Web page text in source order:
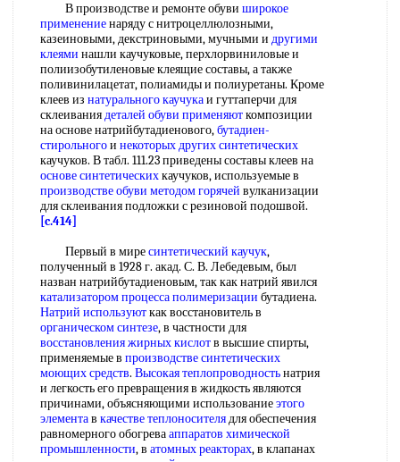
В производстве и ремонте обуви широкое
применениенаряду с нитроцеллюлозными,
казеиновыми, декстриновыми, мучными и другими
клеями нашли каучуковые, перхлорвиниловые и
полиизобутиленовые клеящие составы, а также
поливинилацетат, полиамиды и полиуретаны. Кроме
клеев из натурального каучукаи гуттаперчи для
склеиваниядеталей обуви применяюткомпозиции
на основе натрийбутадиенового,бутадиен-
стирольногои некоторых других синтетических
каучуков. В табл. 111.23 приведены составы клеев на
основе синтетическихкаучуков, используемые в
производстве обуви методом горячей вулканизации
для склеивания подложки с резиновой подошвой.
[c.414]
Первый в миресинтетический каучук,
полученный в 1928 г. акад. С. В. Лебедевым, был
назван натрийбутадиеновым, так как натрий явился
катализатором процесса полимеризации бутадиена.
Натрий используюткак восстановитель в
органическом синтезе, в частности для
восстановления жирных кислотв высшие спирты,
применяемые в производстве синтетических
моющих средств. Высокая теплопроводностьнатрия
и легкость его превращения в жидкость являются
причинами, объясняющими использованиеэтого
элементав качестве теплоносителядля обеспечения
равномерного обогревааппаратов химической
промышленности, в атомных реакторах, в клапанах